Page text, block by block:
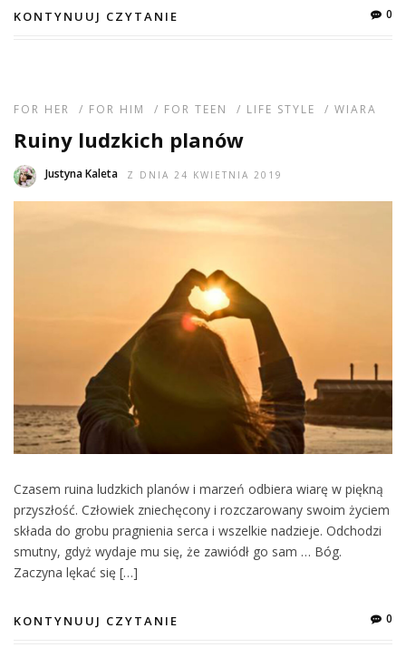
KONTYNUUJ CZYTANIE 0
FOR HER / FOR HIM / FOR TEEN / LIFE STYLE / WIARA
Ruiny ludzkich planów
Justyna Kaleta Z DNIA 24 KWIETNIA 2019
Czasem ruina ludzkich planów i marzeń odbiera wiarę w piękną
przyszłość. Człowiek zniechęcony i rozczarowany swoim życiem
składa do grobu pragnienia serca i wszelkie nadzieje. Odchodzi
smutny, gdyż wydaje mu się, że zawiódł go sam … Bóg.
Zaczyna lękać się […]
KONTYNUUJ CZYTANIE 0